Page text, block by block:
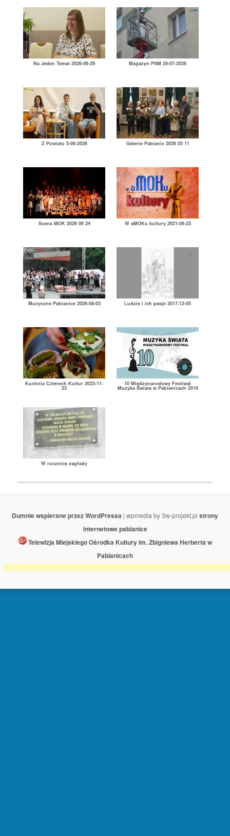
Na Jeden Temat 2026-06-29 Magazyn PSM 29-07-2026
Z Powiatu 5-06-2026 Galerie Pabianic 2026 05 11
Scena MOK 2026 06 24 W aMOKu kultury 2021-06-23
Muzyczne Pabianice 2026-08-03 Ludzie i ich pasje 2017-12-05
Kuchnia Czterech Kultur 2023-11-
23
10 Międzynarodowy Festiwal
Muzyka Świata w Pabianicach 2019
W rocznicę zagłady
Dumnie wspierane przez WordPressa | wpmedia by 3w-projekt.pl strony
internetowe pabianice
Telewizja Miejskiego Ośrodka Kultury im. Zbigniewa Herberta w
Pabianicach